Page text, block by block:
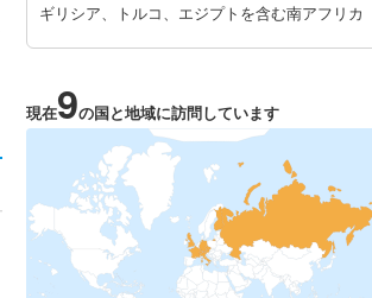
ギリシア、トルコ、エジプトを含む南アフリカ
現在9の国と地域に訪問しています